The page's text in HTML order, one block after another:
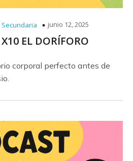
Secundaria junio 12, 2025
EL DORÍFORO
corporal perfecto antes de